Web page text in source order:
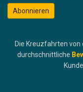
Abonnieren
Die Kreuzfahrten
durchschnittliche